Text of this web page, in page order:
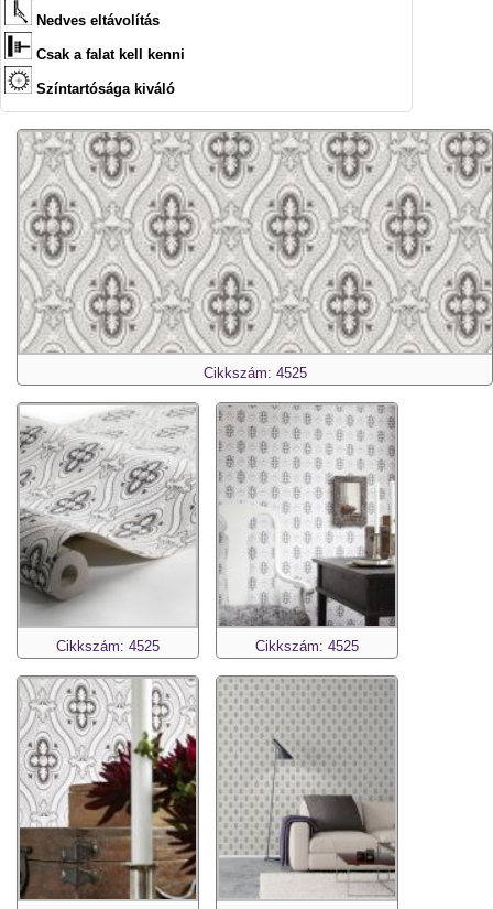
Nedves eltávolítás
Csak a falat kell kenni
Színtartósága kiváló
Cikkszám: 4525
Cikkszám: 4525 Cikkszám: 4525